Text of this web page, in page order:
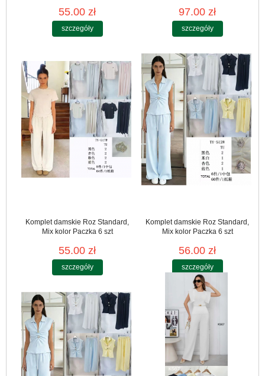
55.00 zł
szczegóły
97.00 zł
szczegóły
Komplet damskie Roz Standard,
Mix kolor Paczka 6 szt
55.00 zł
szczegóły
Komplet damskie Roz Standard,
Mix kolor Paczka 6 szt
56.00 zł
szczegóły